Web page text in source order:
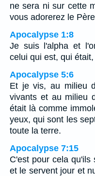
ne sera ni sur cette
vous adorerez le
Apocalypse 1:8
Je suis l'alpha et
celui qui est, qui
Apocalypse 5:6
Et je vis, au milieu
vivants et au milieu
était là comme
yeux, qui sont les
toute la terre.
Apocalypse 7:15
C'est pour cela qu'ils
et le servent jour et